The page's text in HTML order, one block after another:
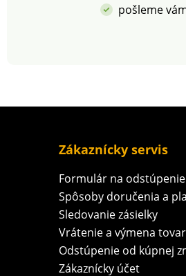
pošleme
Zákaznícky servis
Formulár na
Spôsoby doručenia a
Sledovanie zásielky
Vrátenie a výmena
Odstúpenie od kúpnej
Zákaznícky účet